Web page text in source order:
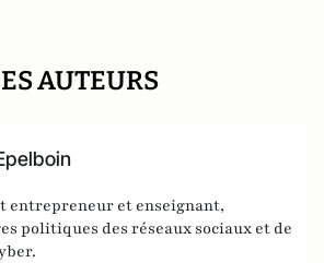
AUTEURS
entrepreneur et enseignant,
politiques des réseaux sociaux et de